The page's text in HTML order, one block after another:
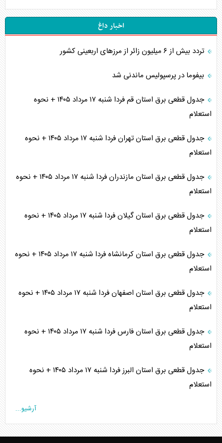
اخبار داغ
تردد بیش از ۶ میلیون زائر از مرزهای اربعینی کشور
بیفوما در پرسپولیس ماندنی شد
جدول قطعی برق استان قم فردا شنبه ۱۷ مرداد ۱۴۰۵ + نحوه
استعلام
جدول قطعی برق استان تهران فردا شنبه ۱۷ مرداد ۱۴۰۵ + نحوه
استعلام
جدول قطعی برق استان مازندران فردا شنبه ۱۷ مرداد ۱۴۰۵ + نحوه
استعلام
جدول قطعی برق استان گیلان فردا شنبه ۱۷ مرداد ۱۴۰۵ + نحوه
استعلام
جدول قطعی برق استان کرمانشاه فردا شنبه ۱۷ مرداد ۱۴۰۵ + نحوه
استعلام
جدول قطعی برق استان اصفهان فردا شنبه ۱۷ مرداد ۱۴۰۵ + نحوه
استعلام
جدول قطعی برق استان فارس فردا شنبه ۱۷ مرداد ۱۴۰۵ + نحوه
استعلام
جدول قطعی برق استان البرز فردا شنبه ۱۷ مرداد ۱۴۰۵ + نحوه
استعلام
آرشیو...